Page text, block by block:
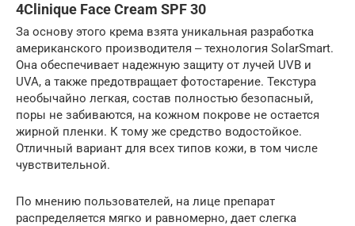
4Clinique Face Cream SPF 30
За основу этого крема взята уникальная разработка
американского производителя ‒ технология SolarSmart.
Она обеспечивает надежную защиту от лучей UVB и
UVA, а также предотвращает фотостарение. Текстура
необычайно легкая, состав полностью безопасный,
поры не забиваются, на кожном покрове не остается
жирной пленки. К тому же средство водостойкое.
Отличный вариант для всех типов кожи, в том числе
чувствительной.
По мнению пользователей, на лице препарат
распределяется мягко и равномерно, дает слегка